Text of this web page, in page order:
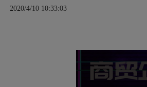
2020/4/10 10:33:03